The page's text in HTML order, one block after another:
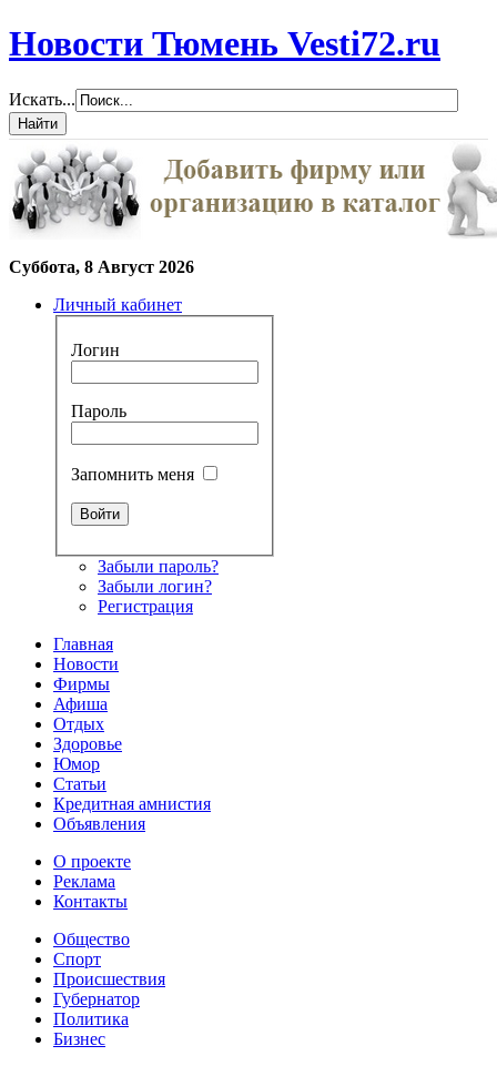
Новости Тюмень Vesti72.ru
Искать...
Суббота, 8 Август 2026
Личный кабинет
Логин
Пароль
Запомнить меня
Забыли пароль?
Забыли логин?
Регистрация
Главная
Новости
Фирмы
Афиша
Отдых
Здоровье
Юмор
Статьи
Кредитная амнистия
Объявления
О проекте
Реклама
Контакты
Общество
Спорт
Происшествия
Губернатор
Политика
Бизнес